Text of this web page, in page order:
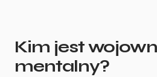
Kim jest
mentalny?